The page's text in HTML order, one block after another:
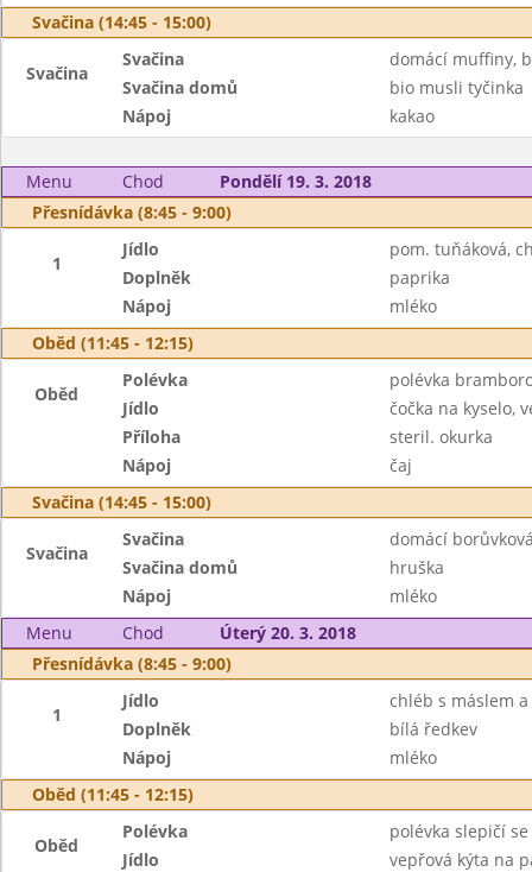
Svačina (14:45 - 15:00)
Svačina
Svačina
domácí muffiny,
Svačina domů
bio musli tyčinka
Nápoj
kakao
Menu Chod
Pondělí 19. 3. 2018
Přesnídávka (8:45 - 9:00)
1
Jídlo
pom. tuňáková,
Doplněk
paprika
Nápoj
mléko
Oběd (11:45 - 12:15)
Oběd
Polévka
polévka
Jídlo
čočka na kyselo,
Příloha
steril. okurka
Nápoj
čaj
Svačina (14:45 - 15:00)
Svačina
Svačina
domácí
Svačina domů
hruška
Nápoj
mléko
Menu
Chod
Úterý 20. 3. 2018
Přesnídávka (8:45 - 9:00)
1
Jídlo
chléb s máslem
Doplněk
bílá ředkev
Nápoj
mléko
Oběd (11:45 - 12:15)
Oběd
Polévka
polévka slepičí
Jídlo
vepřová kýta na